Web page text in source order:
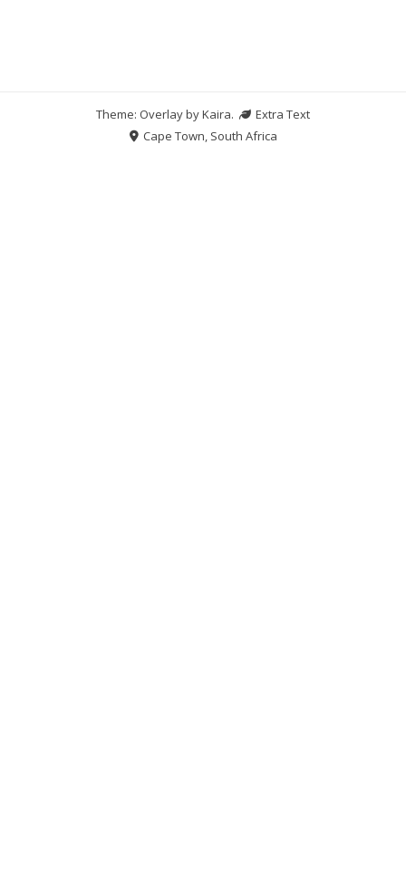
Theme: Overlay byKaira.
Extra Text
Cape Town, South Africa